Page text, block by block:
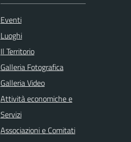
Eventi
Luoghi
Il Territorio
Galleria Fotografica
Galleria Video
Attività economiche e
Servizi
Associazioni e Comitati